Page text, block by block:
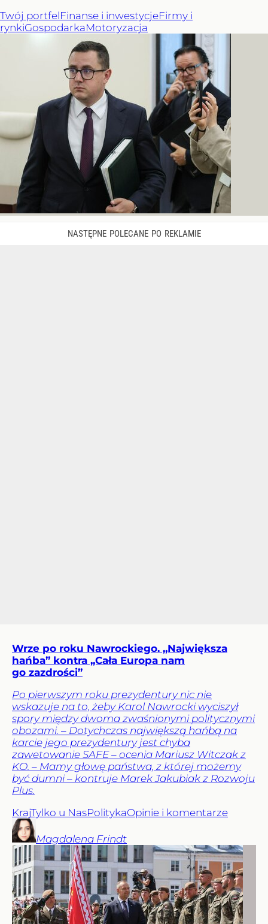
Twój portfelFinanse i inwestycjeFirmy i
rynkiGospodarkaMotoryzacja
Wrze po roku Nawrockiego. „Największa
hańba” kontra „Cała Europa nam
go zazdrości”
Po pierwszym roku prezydentury nic nie
wskazuje na to, żeby Karol Nawrocki wyciszył
spory między dwoma zwaśnionymi politycznymi
obozami. – Dotychczas największą hańbą na
karcie jego prezydentury jest chyba
zawetowanie SAFE – ocenia Mariusz Witczak z
KO. – Mamy głowę państwa, z której możemy
być dumni – kontruje Marek Jakubiak z Rozwoju
Plus.
KrajTylko u NasPolitykaOpinie i komentarze
Magdalena Frindt